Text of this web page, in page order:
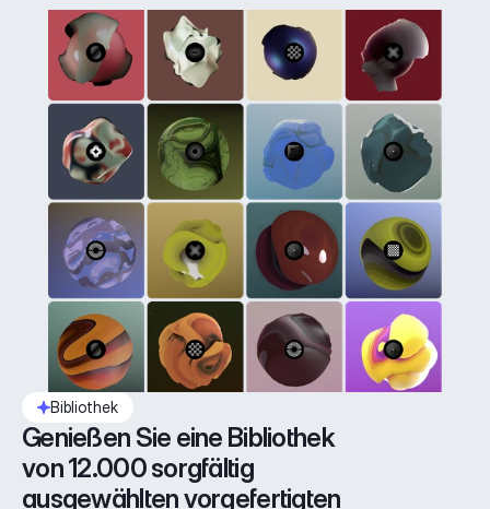
Bibliothek
Genießen Sie eine Bibliothek
von 12.000 sorgfältig
ausgewählten vorgefertigten